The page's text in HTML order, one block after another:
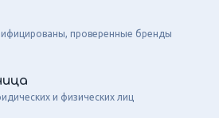
проверенные бренды
и физических лиц